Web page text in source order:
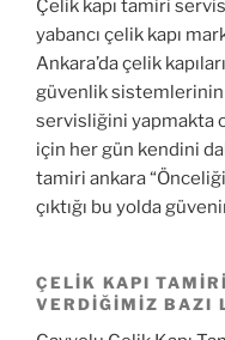
Çelik kapı tamiri
yabancı çelik kapı
Ankara’da çelik
güvenlik
servisliğini yapmakta
için her gün kendini
tamiri ankara
çıktığı bu yolda
ÇELIK KAPI
VERDIĞIMIZ BAZI